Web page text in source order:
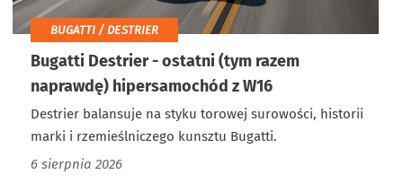
BUGATTI / DESTRIER
Bugatti Destrier - ostatni (tym razem
naprawdę) hipersamochód z W16
Destrier balansuje na styku torowej surowości, historii
marki i rzemieślniczego kunsztu Bugatti.
6 sierpnia 2026